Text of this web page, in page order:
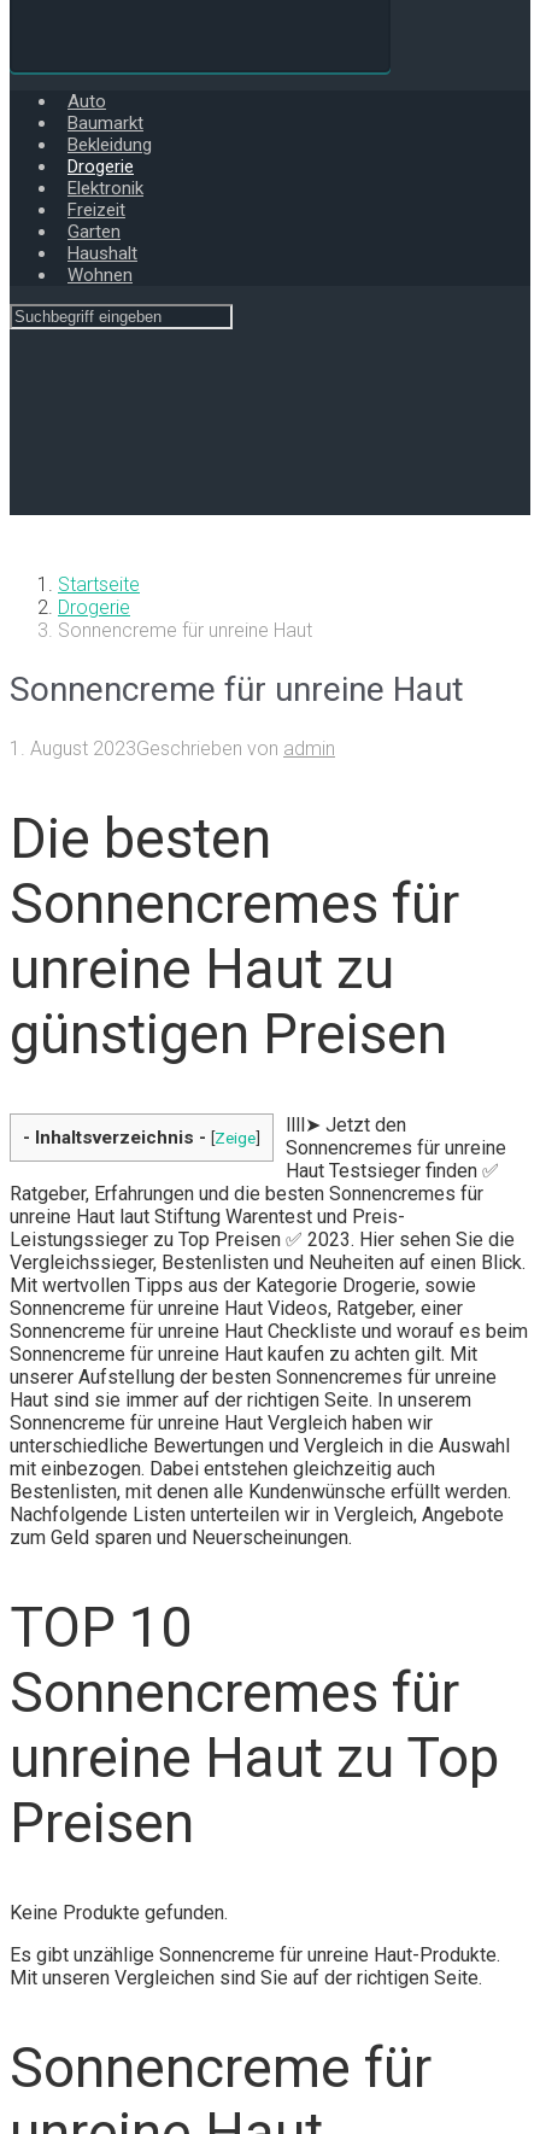
Auto
Baumarkt
Bekleidung
Drogerie
Elektronik
Freizeit
Garten
Haushalt
Wohnen
Startseite
Drogerie
Sonnencreme für unreine Haut
Sonnencreme für unreine Haut
1. August 2023Geschrieben von admin
Die besten
Sonnencremes für
unreine Haut zu
günstigen Preisen
- Inhaltsverzeichnis - [Zeige]
llll➤ Jetzt den
Sonnencremes für unreine
Haut Testsieger finden ✅
Ratgeber, Erfahrungen und die besten Sonnencremes für
unreine Haut laut Stiftung Warentest und Preis-
Leistungssieger zu Top Preisen ✅ 2023. Hier sehen Sie die
Vergleichssieger, Bestenlisten und Neuheiten auf einen Blick.
Mit wertvollen Tipps aus der Kategorie Drogerie, sowie
Sonnencreme für unreine Haut Videos, Ratgeber, einer
Sonnencreme für unreine Haut Checkliste und worauf es beim
Sonnencreme für unreine Haut kaufen zu achten gilt. Mit
unserer Aufstellung der besten Sonnencremes für unreine
Haut sind sie immer auf der richtigen Seite. In unserem
Sonnencreme für unreine Haut Vergleich haben wir
unterschiedliche Bewertungen und Vergleich in die Auswahl
mit einbezogen. Dabei entstehen gleichzeitig auch
Bestenlisten, mit denen alle Kundenwünsche erfüllt werden.
Nachfolgende Listen unterteilen wir in Vergleich, Angebote
zum Geld sparen und Neuerscheinungen.
TOP 10
Sonnencremes für
unreine Haut zu Top
Preisen
Keine Produkte gefunden.
Es gibt unzählige Sonnencreme für unreine Haut-Produkte.
Mit unseren Vergleichen sind Sie auf der richtigen Seite.
Sonnencreme für